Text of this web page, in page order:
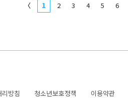
〈 1 2 3 4 5 6
방침 청소년보호정책 이용약관